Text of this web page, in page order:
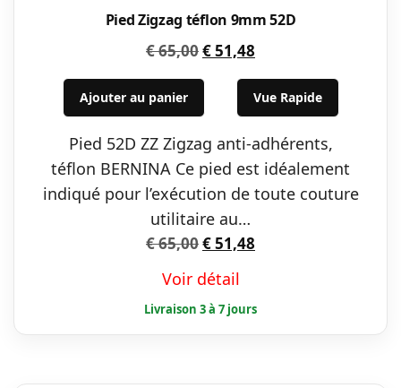
Pied Zigzag téflon 9mm 52D
€65,00Le
prix
était :
€ 65,00.
€51,48
prix
actuel
est :
€ 51,48.
Ajouter au panier Vue Rapide
Pied 52D ZZ Zigzag anti-adhérents,
téflon BERNINA Ce pied est idéalement
indiqué pour l’exécution de toute couture
utilitaire au…
€65,00Le
initial
était :
€ 65,00.
€51,48
est :
€ 51,48.
Voir détail